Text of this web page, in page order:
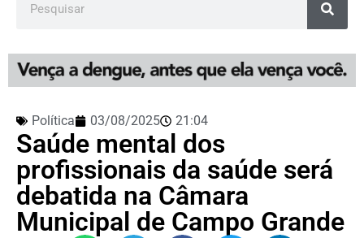
Política 03/08/2025 21:04
Saúde mental dos
profissionais da saúde será
debatida na Câmara
Municipal de Campo Grande